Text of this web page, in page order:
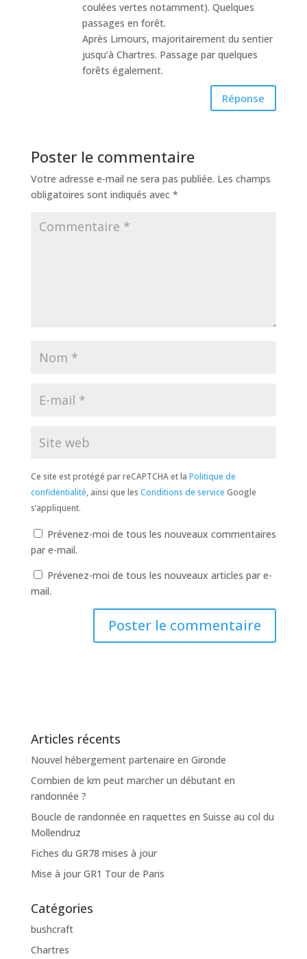
coulées vertes notamment). Quelques
passages en forêt.
Après Limours, majoritairement du sentier
jusqu’à Chartres. Passage par quelques
forêts également.
Réponse
Poster le commentaire
Votre adresse e-mail ne sera pas publiée. Les champs
obligatoires sont indiqués avec *
Ce site est protégé par reCAPTCHA et la Politique de
confidentialité, ainsi que les Conditions de service Google
s’appliquent.
Prévenez-moi de tous les nouveaux commentaires
par e-mail.
Prévenez-moi de tous les nouveaux articles par e-
mail.
Articles récents
Nouvel hébergement partenaire en Gironde
Combien de km peut marcher un débutant en
randonnée ?
Boucle de randonnée en raquettes en Suisse au col du
Mollendruz
Fiches du GR78 mises à jour
Mise à jour GR1 Tour de Paris
Catégories
bushcraft
Chartres